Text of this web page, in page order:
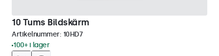
10 Tums Bildskärm
Artikelnummer: 10HD7
100+ i lager